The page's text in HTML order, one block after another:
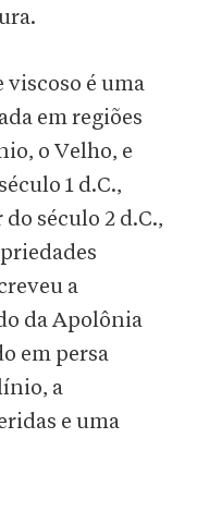
viscoso é uma
em regiões
o Velho, e
1 d.C.,
século 2 d.C.,
a
da Apolônia
em persa
a
e uma